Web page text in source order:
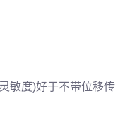
敏度)好于不带位移传